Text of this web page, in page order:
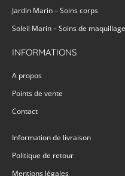
Jardin Marin – Soins corps
Soleil Marin – Soins de maquillage
INFORMATIONS
A propos
Points de vente
Contact
Information de livraison
Politique de retour
Mentions légales